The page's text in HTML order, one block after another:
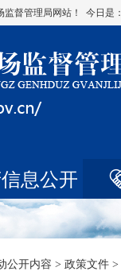
监督管理局网站！ 今日是
息公开
公开内容 > 政策文件 >